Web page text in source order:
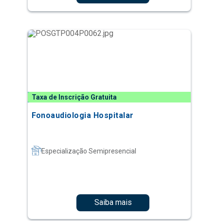
Taxa de Inscrição Gratuita
Fonoaudiologia Hospitalar
Especialização Semipresencial
Saiba mais